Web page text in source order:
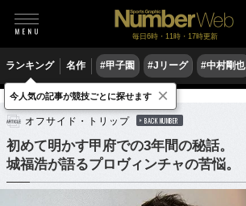
毎日6時・11時・17時更新
ランキング 名作 #甲子園 #Jリーグ #中村剛也
サッカー Jリーグ
オフサイド・トリップ BACK NUMBER
初めて明かす甲府での3年間の秘話。
城福浩が語るプロヴィンチャの苦悩。
今人気の記事が競技ごとに探せます ×